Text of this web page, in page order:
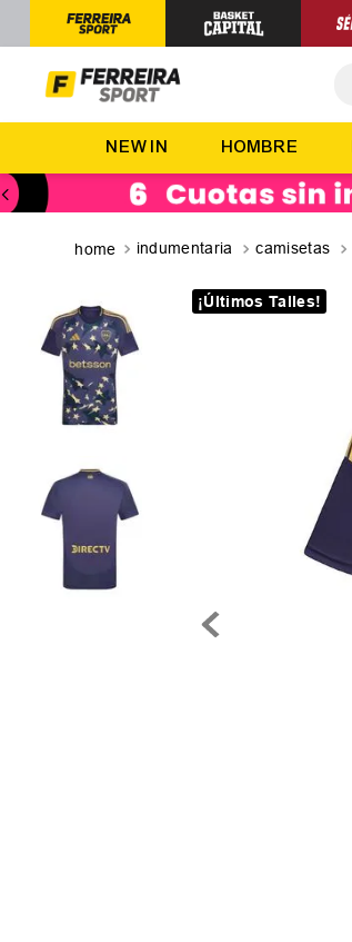
NEW IN HOMBRE
indumentaria camisetas
¡Últimos Talles!